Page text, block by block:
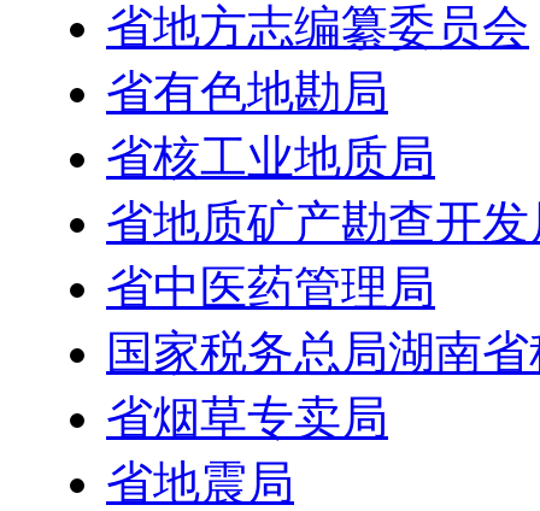
省地方志编纂委员会
省有色地勘局
省核工业地质局
省地质矿产勘查开发
省中医药管理局
国家税务总局湖南
省烟草专卖局
省地震局